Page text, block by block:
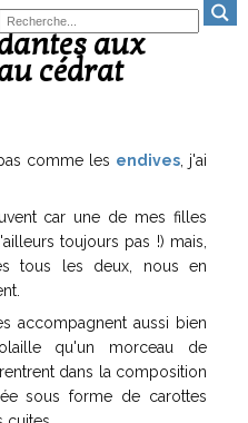
cédrat
comme les endives, j'ai
car une de mes filles
toujours pas !) mais,
tous les deux, nous en
accompagnent aussi bien
qu'un morceau de
dans la composition
sous forme de carottes